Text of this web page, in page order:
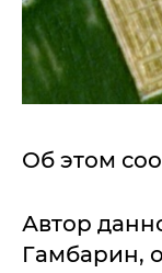
Об этом
Автор
Гамбарин,